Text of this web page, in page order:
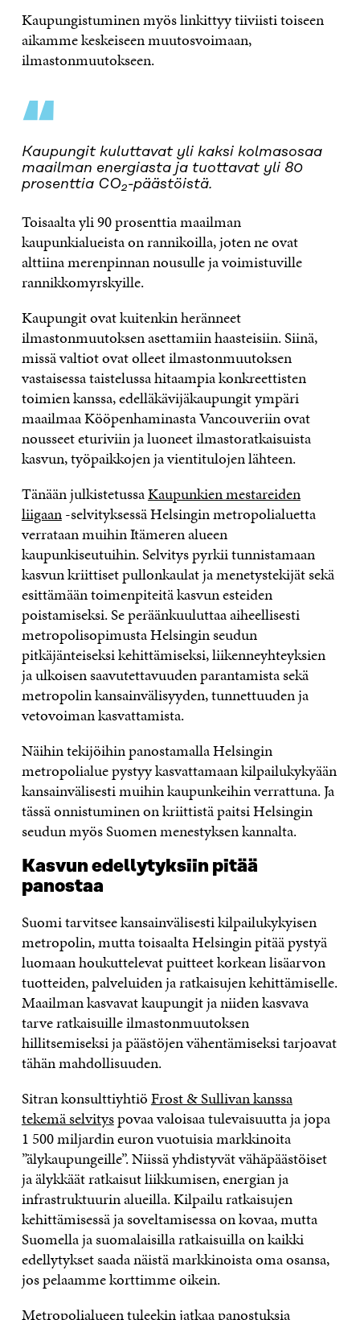
Kaupungistuminen myös linkittyy tiiviisti toiseen
aikamme keskeiseen muutosvoimaan,
ilmastonmuutokseen.
“
Kaupungit kuluttavat yli kaksi kolmasosaa
maailman energiasta ja tuottavat yli 80
prosenttia CO2-päästöistä.
Toisaalta yli 90 prosenttia maailman
kaupunkialueista on rannikoilla, joten ne ovat
alttiina merenpinnan nousulle ja voimistuville
rannikkomyrskyille.
Kaupungit ovat kuitenkin heränneet
ilmastonmuutoksen asettamiin haasteisiin. Siinä,
missä valtiot ovat olleet ilmastonmuutoksen
vastaisessa taistelussa hitaampia konkreettisten
toimien kanssa, edelläkävijäkaupungit ympäri
maailmaa Kööpenhaminasta Vancouveriin ovat
nousseet eturiviin ja luoneet ilmastoratkaisuista
kasvun, työpaikkojen ja vientitulojen lähteen.
Tänään julkistetussaKaupunkien mestareiden
liigaan-selvityksessä Helsingin metropolialuetta
verrataan muihin Itämeren alueen
kaupunkiseutuihin. Selvitys pyrkii tunnistamaan
kasvun kriittiset pullonkaulat ja menetystekijät sekä
esittämään toimenpiteitä kasvun esteiden
poistamiseksi. Se peräänkuuluttaa aiheellisesti
metropolisopimusta Helsingin seudun
pitkäjänteiseksi kehittämiseksi, liikenneyhteyksien
ja ulkoisen saavutettavuuden parantamista sekä
metropolin kansainvälisyyden, tunnettuuden ja
vetovoiman kasvattamista.
Näihin tekijöihin panostamalla Helsingin
metropolialue pystyy kasvattamaan kilpailukykyään
kansainvälisesti muihin kaupunkeihin verrattuna. Ja
tässä onnistuminen on kriittistä paitsi Helsingin
seudun myös Suomen menestyksen kannalta.
Kasvun edellytyksiin pitää
panostaa
Suomi tarvitsee kansainvälisesti kilpailukykyisen
metropolin, mutta toisaalta Helsingin pitää pystyä
luomaan houkuttelevat puitteet korkean lisäarvon
tuotteiden, palveluiden ja ratkaisujen kehittämiselle.
Maailman kasvavat kaupungit ja niiden kasvava
tarve ratkaisuille ilmastonmuutoksen
hillitsemiseksi ja päästöjen vähentämiseksi tarjoavat
tähän mahdollisuuden.
Sitran konsulttiyhtiöFrost & Sullivan kanssa
tekemä selvityspovaa valoisaa tulevaisuutta ja jopa
1 500 miljardin euron vuotuisia markkinoita
”älykaupungeille”. Niissä yhdistyvät vähäpäästöiset
ja älykkäät ratkaisut liikkumisen, energian ja
infrastruktuurin alueilla. Kilpailu ratkaisujen
kehittämisessä ja soveltamisessa on kovaa, mutta
Suomella ja suomalaisilla ratkaisuilla on kaikki
edellytykset saada näistä markkinoista oma osansa,
jos pelaamme korttimme oikein.
Metropolialueen tuleekin jatkaa panostuksia